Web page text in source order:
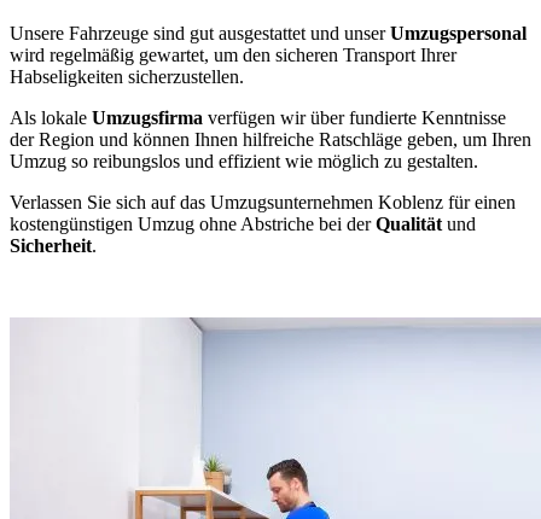
Unsere Fahrzeuge sind gut ausgestattet und unserUmzugspersonal
wird regelmäßig gewartet, um den sicheren Transport Ihrer
Habseligkeiten sicherzustellen.
Als lokale Umzugsfirma verfügen wir über fundierte Kenntnisse
der Region und können Ihnen hilfreiche Ratschläge geben, um Ihren
Umzug so reibungslos und effizient wie möglich zu gestalten.
Verlassen Sie sich auf das Umzugsunternehmen Koblenz für einen
kostengünstigen Umzug ohne Abstriche bei derQualität und
Sicherheit.